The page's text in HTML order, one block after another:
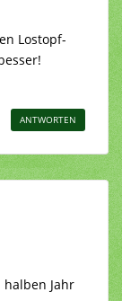
Lostopf-
ANTWORTEN
Jahr